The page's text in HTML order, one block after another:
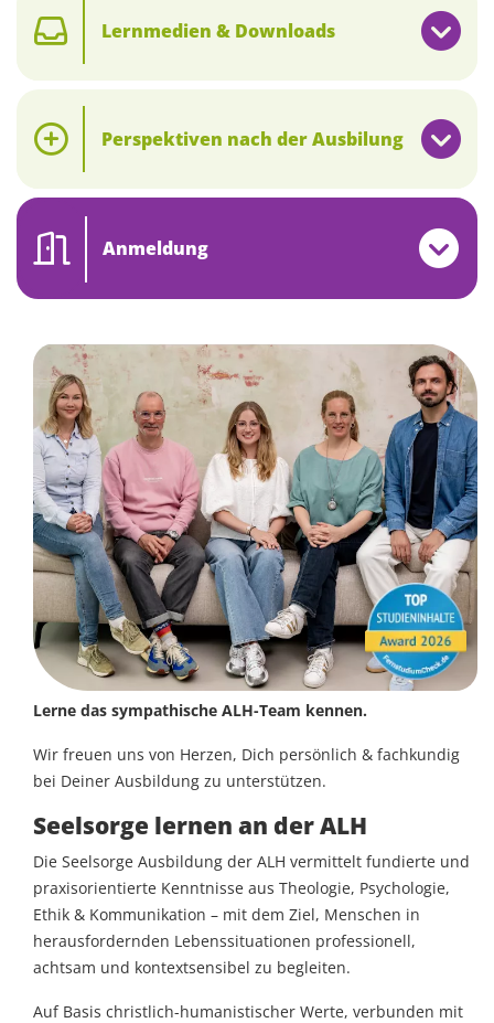
Lernmedien & Downloads
Perspektiven nach der Ausbilung
Anmeldung
Lerne das sympathische ALH-Team kennen.
Wir freuen uns von Herzen, Dich persönlich & fachkundig
bei Deiner Ausbildung zu unterstützen.
Seelsorge lernen an der ALH
Die Seelsorge Ausbildung der ALH vermittelt fundierte und
praxisorientierte Kenntnisse aus Theologie, Psychologie,
Ethik & Kommunikation – mit dem Ziel, Menschen in
herausfordernden Lebenssituationen professionell,
achtsam und kontextsensibel zu begleiten.
Auf Basis christlich-humanistischer Werte, verbunden mit